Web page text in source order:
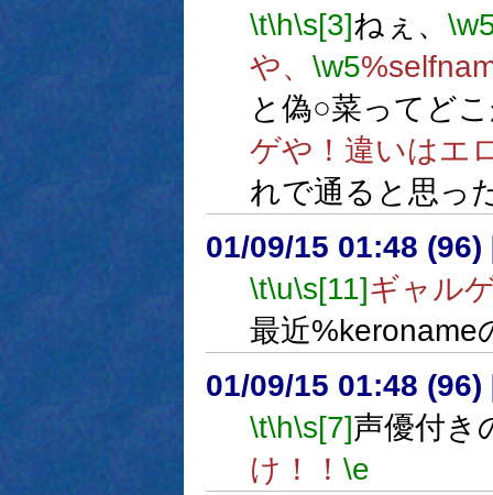
\t\h\s[3]ねぇ、
や、 \w5
と偽○菜ってど
ゲや！違いはエ
れで通ると思っ
01/09/15 01:48 (96)
\t\u\s[11]ギャル
最近
01/09/15 01:48 (96)
\t\h\s[7]声優付き
け！！ \e